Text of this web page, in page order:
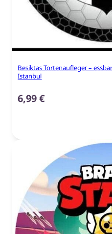
Besiktas Tortenaufleger –
Istanbul
6,99€